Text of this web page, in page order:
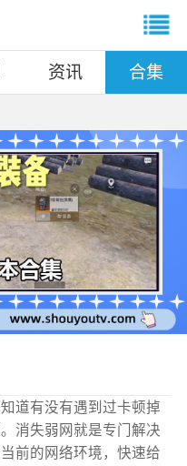
资讯 合集
道有没有遇到过卡顿掉
消失弱网就是专门解决
前的网络环境，快速给